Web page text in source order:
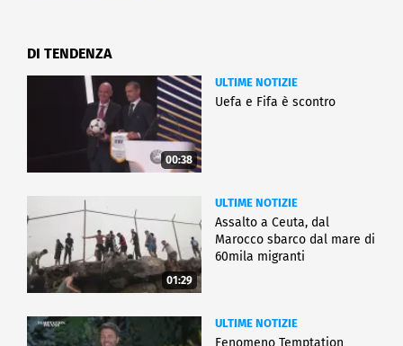
DI TENDENZA
00:38
ULTIME NOTIZIE
Uefa e Fifa è scontro
01:29
ULTIME NOTIZIE
Assalto a Ceuta, dal
Marocco sbarco dal mare di
60mila migranti
ULTIME NOTIZIE
Fenomeno Temptation